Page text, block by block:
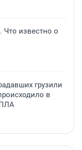
Что известно о
грузили
в